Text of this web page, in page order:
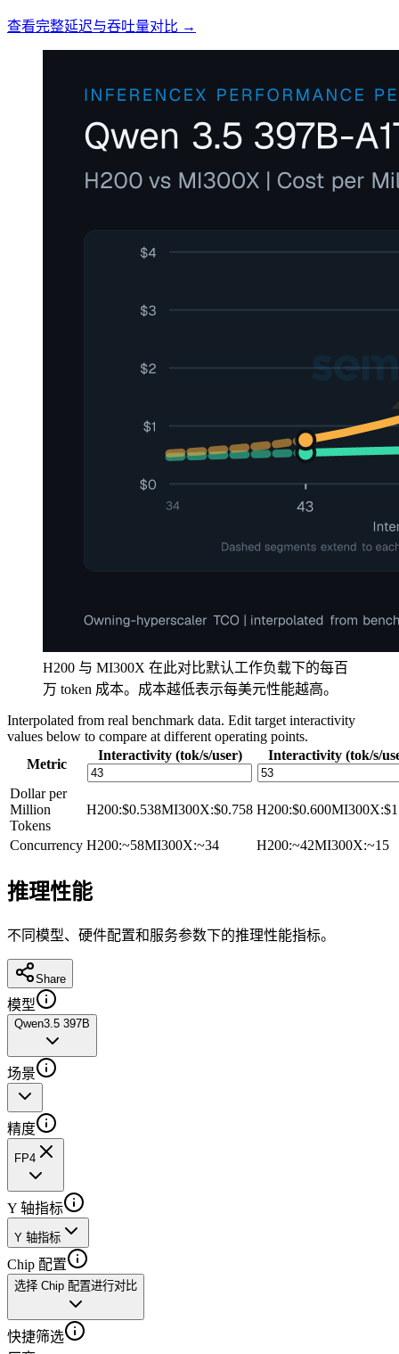
查看完整延迟与吞吐量对比 →
H200 与 MI300X 在此对比默认工作负载下的每百
万 token 成本。成本越低表示每美元性能越高。
Interpolated from real benchmark data. Edit target interactivity
values below to compare at different operating points.
Metric
Interactivity (tok/s/user) Interactivity (tok/s/
Dollar per
Million
Tokens
H200:$0.538MI300X:$0.758 H200:$0.600MI300X:
Concurrency H200:~58MI300X:~34 H200:~42MI300X:~15
推理性能
不同模型、硬件配置和服务参数下的推理性能指标。
Share
模型
Qwen3.5 397B
场景
精度
FP4
Y 轴指标
Y 轴指标
Chip 配置
选择 Chip 配置进行对比
快捷筛选